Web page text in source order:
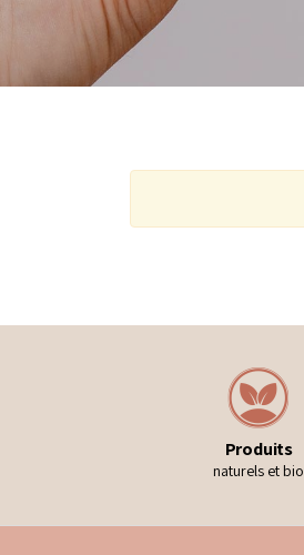
Produits
naturels et bio